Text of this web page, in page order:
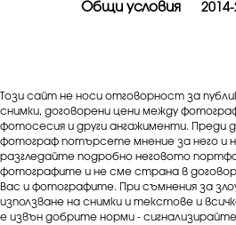
Общи условия
Този сайт не носи отговорност за
снимки, договорени цени между
фотосесия и други ангажименти. Преди
фотограф потърсете мнение за него и
разгледайте подробно неговото
фотографите и не сме страна в
Вас и фотографите. При съмнения за
използване на снимки и текстове и
е извън добрите норми - сигнализирайте